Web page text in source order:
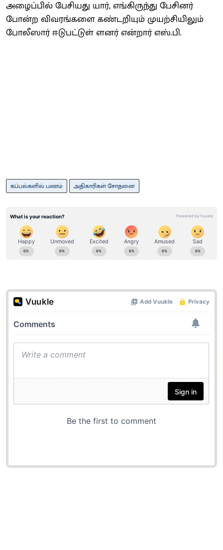
அழைப்பில் பேசியது யார், எங்கிருந்து பேசினர்
போன்ற விவரங்களை கண்டறியும் முயற்சியிலும்
போலீஸார் ஈடுபட்டுள் ளனர் என்றார் எஸ்.பி.
கப்பல்களில் பணம் அதிகாரிகள் சோதனை